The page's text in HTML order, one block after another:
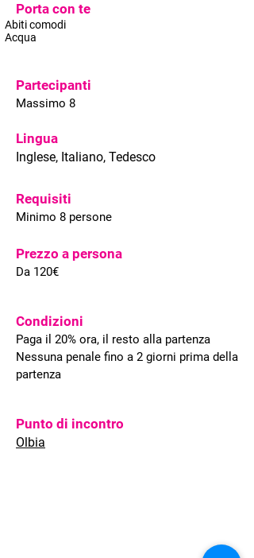
Porta con te
Abiti comodi
Acqua
Partecipanti
Massimo 8
Lingua
Inglese, Italiano, Tedesco
Requisiti
Minimo 8 persone
Prezzo a persona
Da 120€
Condizioni
Paga il 20% ora, il resto alla partenza
Nessuna penale fino a 2 giorni prima della
partenza
Punto di incontro
Olbia